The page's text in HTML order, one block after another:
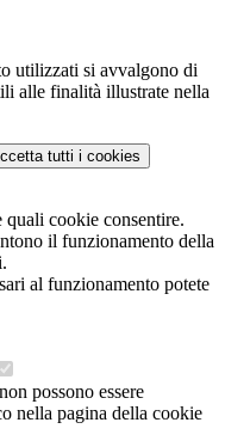
utilizzati si avvalgono di
alle finalità illustrate nella
tutti i cookies
quali cookie consentire.
il funzionamento della
al funzionamento potete
possono essere
nella pagina della cookie